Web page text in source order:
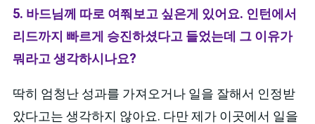
5. 바드님께 따로 여쭤보고 싶은게 있어요. 인턴에서
리드까지 빠르게 승진하셨다고 들었는데 그 이유가
뭐라고 생각하시나요?
딱히 엄청난 성과를 가져오거나 일을 잘해서 인정받
았다고는 생각하지 않아요. 다만 제가 이곳에서 일을